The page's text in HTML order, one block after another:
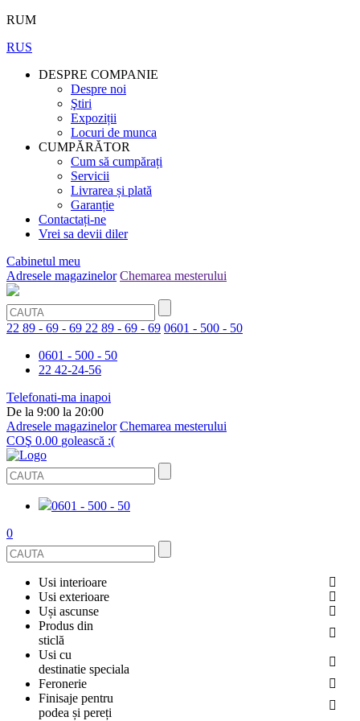
RUM
RUS
DESPRE COMPANIE
Despre noi
Ştiri
Expoziții
Locuri de munca
CUMPĂRĂTOR
Cum să cumpărați
Servicii
Livrarea și plată
Garanție
Contactați-ne
Vrei sa devii diler
Cabinetul meu
Adresele magazinelor Chemarea mesterului
22 89 - 69 - 69 22 89 - 69 - 69 0601 - 500 - 50
0601 - 500 - 50
22 42-24-56
Telefonati-ma inapoi
De la 9:00 la 20:00
Adresele magazinelor Chemarea mesterului
COŞ 0.00 golească :(
0601 - 500 - 50
0
Usi interioare
FURNIRUITE
SMALT
Usi exterioare
USI METALICE
PENTRU APARTAMENT
PENTRU CASA
Uși ascunse
OGLINDIT
GRESIE PORȚELANATĂ
Produs din
sticlă
BALUSTRADE ȘI TREPTE
CABINE DE DUȘ ȘI PEREȚI DESPĂRȚITORI
Usi cu
destinatie speciala
USI ANTIFOC (ANTIINCENDIU)
Feronerie
ACCESORII
Finisaje pentru
podea și pereți